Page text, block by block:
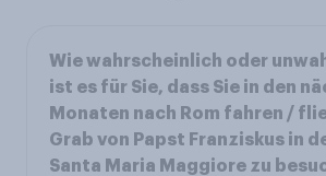
Wie wahrscheinlich oder
ist es für Sie, dass Sie in den
Monaten nach Rom fahren /
Grab von Papst Franziskus in
Santa Maria Maggiore zu